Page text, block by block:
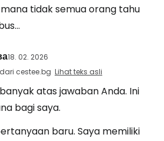
tidak semua orang tahu
18. 02. 2026
cestee.bg Lihat teks asli
atas jawaban Anda. Ini
bagi saya.
baru. Saya memiliki